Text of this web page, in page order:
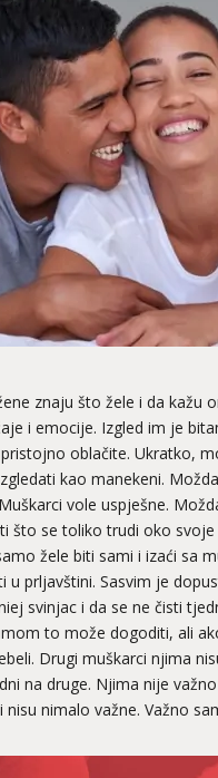
znaju što žele i da
i emocije. Izgled im je
oblačite. Ukratko,
kao manekeni.
vole uspješne.
što se toliko trudi oko
žele biti sami i izaći sa
u prljavštini. Sasvim je
svinjac i da se ne čisti
to može dogoditi, ali
Drugi muškarci njima
na druge. Njima nije
nimalo važne. Važno